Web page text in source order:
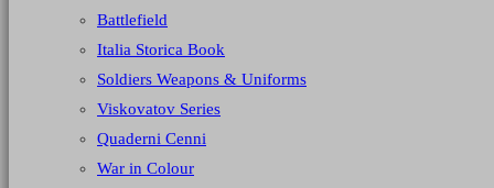
Battlefield
Italia Storica Book
Soldiers Weapons & Uniforms
Viskovatov Series
Quaderni Cenni
War in Colour